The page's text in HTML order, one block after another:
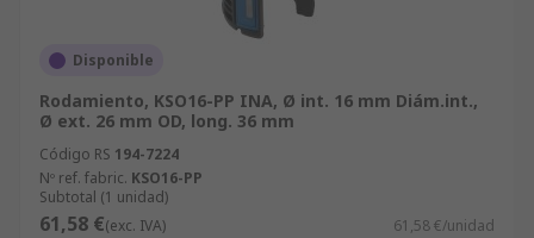
Disponible
Rodamiento, KSO16-PP INA, Ø int. 16 mm Diám.int.,
Ø ext. 26 mm OD, long. 36 mm
Código RS 194-7224
Nº ref. fabric. KSO16-PP
Subtotal (1 unidad)
61,58 €(exc. IVA) 61,58 €/unidad